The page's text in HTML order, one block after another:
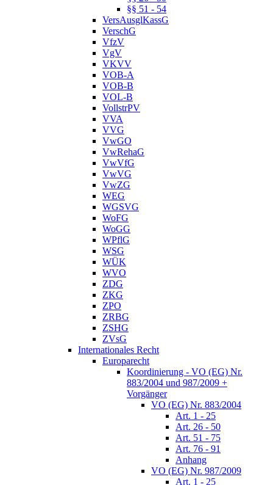
§§ 51 - 54
VersAusglKassG
VerschG
VfzV
VgV
VKVV
VOB-A
VOB-B
VOL-B
VollstrPV
VVA
VVG
VwGO
VwRehaG
VwVfG
VwVG
VwZG
WEG
WGSVG
WoFG
WoGG
WPflG
WSG
WÜK
WVO
ZDG
ZKG
ZPO
ZRBG
ZSHG
ZVsG
Internationales Recht
Europarecht
Koordinierung - VO (EG) Nr.
883/2004 und 987/2009 +
Vorgänger
VO (EG) Nr. 883/2004
Art. 1 - 25
Art. 26 - 50
Art. 51 - 75
Art. 76 - 91
Anhang
VO (EG) Nr. 987/2009
Art. 1 - 25